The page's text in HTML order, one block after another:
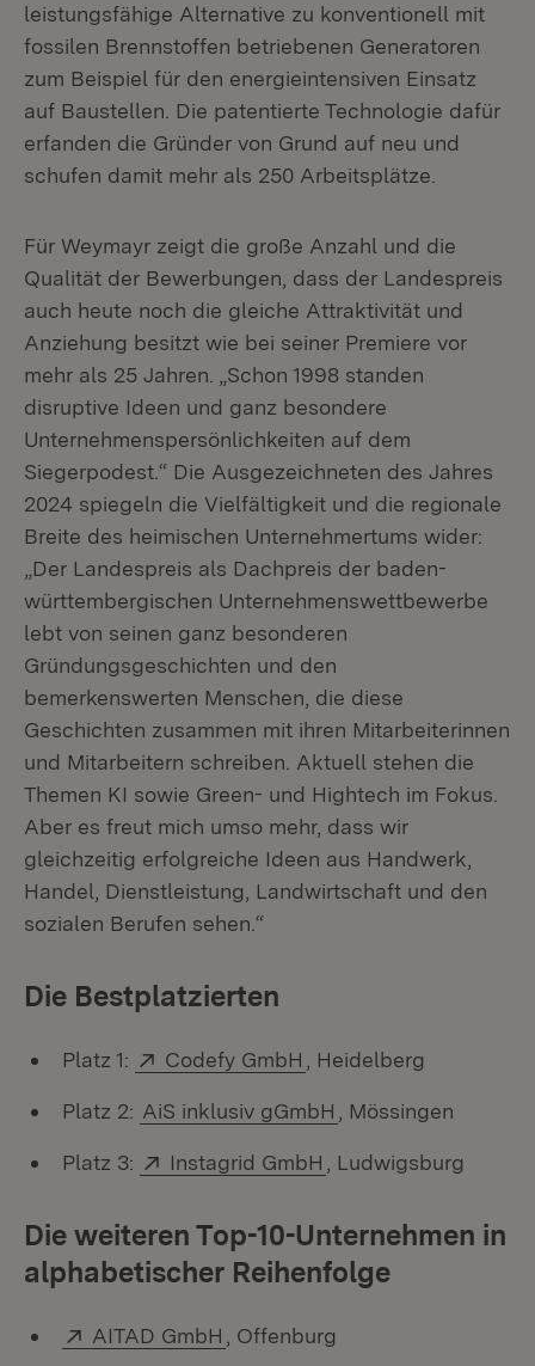
leistungsfähige Alternative zu konventionell mit
fossilen Brennstoffen betriebenen Generatoren
zum Beispiel für den energieintensiven Einsatz
auf Baustellen. Die patentierte Technologie dafür
erfanden die Gründer von Grund auf neu und
schufen damit mehr als 250 Arbeitsplätze.
Für Weymayr zeigt die große Anzahl und die
Qualität der Bewerbungen, dass der Landespreis
auch heute noch die gleiche Attraktivität und
Anziehung besitzt wie bei seiner Premiere vor
mehr als 25 Jahren. „Schon 1998 standen
disruptive Ideen und ganz besondere
Unternehmenspersönlichkeiten auf dem
Siegerpodest.“ Die Ausgezeichneten des Jahres
2024 spiegeln die Vielfältigkeit und die regionale
Breite des heimischen Unternehmertums wider:
„Der Landespreis als Dachpreis der baden-
württembergischen Unternehmenswettbewerbe
lebt von seinen ganz besonderen
Gründungsgeschichten und den
bemerkenswerten Menschen, die diese
Geschichten zusammen mit ihren Mitarbeiterinnen
und Mitarbeitern schreiben. Aktuell stehen die
Themen KI sowie Green- und Hightech im Fokus.
Aber es freut mich umso mehr, dass wir
gleichzeitig erfolgreiche Ideen aus Handwerk,
Handel, Dienstleistung, Landwirtschaft und den
sozialen Berufen sehen.“
Die Bestplatzierten
Platz 1: Extern:
Codefy GmbH (Öffnet in neuem
, Heidelberg
Platz 2: Extern:
AiS inklusiv gGmbH (Öffnet in neuem
, Mössingen
Platz 3: Extern:
Instagrid GmbH (Öffnet in neuem
, Ludwigsburg
Die weiteren Top-10-Unternehmen in
alphabetischer Reihenfolge
Extern:
AITAD GmbH (Öffnet in neuem Fenster)
, Offenburg